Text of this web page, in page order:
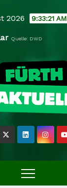
2026 9:33:21 AM
Quelle: DWD